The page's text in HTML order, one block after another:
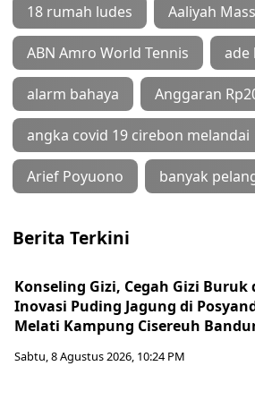
18 rumah ludes Aaliyah
ABN Amro World Tennis ade
alarm bahaya Anggaran
angka covid 19 cirebon melandai
Arief Poyuono banyak
Berita Terkini
Konseling Gizi, Cegah Gizi Buruk
Inovasi Puding Jagung di
Melati Kampung Cisereuh
Sabtu, 8 Agustus 2026, 10:24 PM